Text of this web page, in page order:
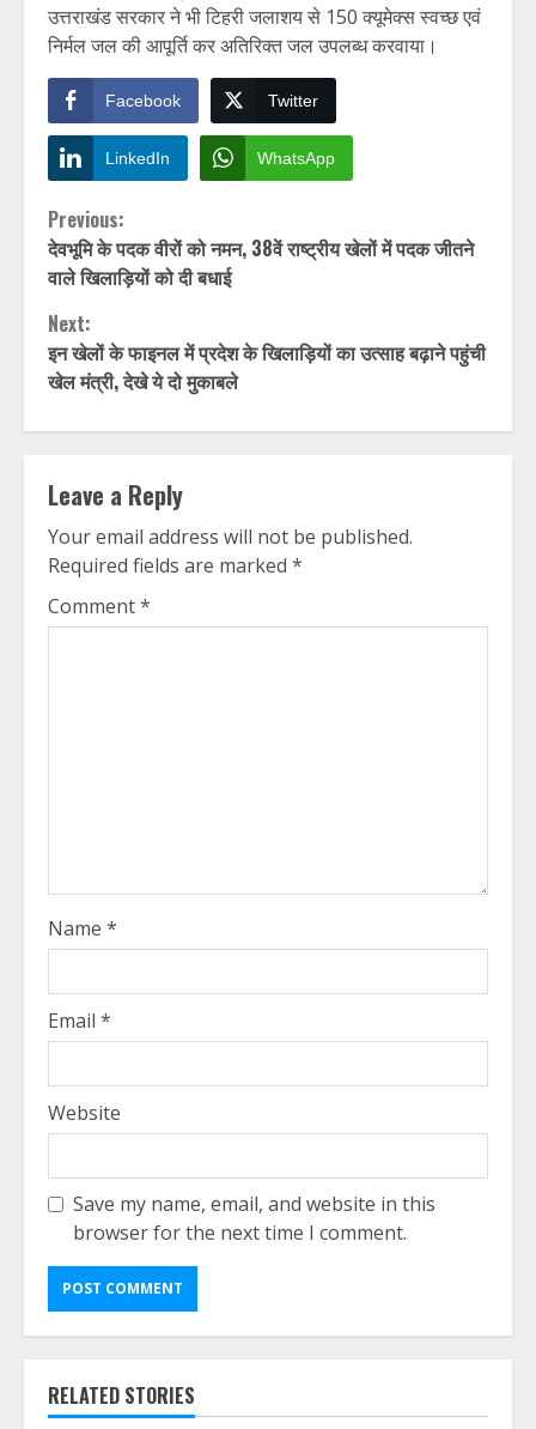
उत्तराखंड सरकार ने भी टिहरी जलाशय से 150 क्यूमेक्स स्वच्छ एवं
निर्मल जल की आपूर्ति कर अतिरिक्त जल उपलब्ध करवाया।
Facebook Twitter
LinkedIn WhatsApp
Continue
Reading
Previous:
देवभूमि के पदक वीरों को नमन, 38वें राष्ट्रीय खेलों में पदक जीतने
वाले खिलाड़ियों को दी बधाई
Next:
इन खेलों के फाइनल में प्रदेश के खिलाड़ियों का उत्साह बढ़ाने पहुंची
खेल मंत्री, देखे ये दो मुकाबले
Leave a Reply
Your email address will not be published.
Required fields are marked *
Comment*
Name *
Email *
Website
Save my name, email, and website in this
browser for the next time I comment.
RELATED STORIES